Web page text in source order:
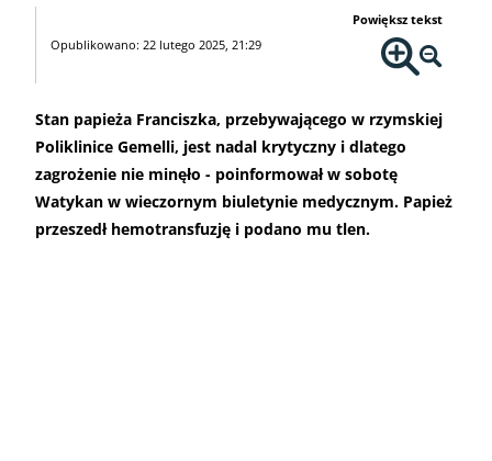
Opublikowano: 22 lutego 2025, 21:29
Powiększ tekst
Stan papieża Franciszka, przebywającego w rzymskiej
Poliklinice Gemelli, jest nadal krytyczny i dlatego
zagrożenie nie minęło - poinformował w sobotę
Watykan w wieczornym biuletynie medycznym. Papież
przeszedł hemotransfuzję i podano mu tlen.